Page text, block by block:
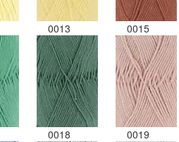
0013 0015
0018 0019